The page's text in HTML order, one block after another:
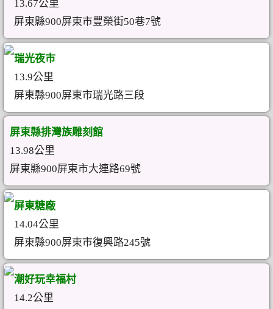
13.67公里
屏東縣900屏東市豐榮街50巷7號
瑞光夜市
13.9公里
屏東縣900屏東市瑞光路三段
屏東縣排灣族雕刻館
13.98公里
屏東縣900屏東市大連路69號
屏東糖廠
14.04公里
屏東縣900屏東市復興路245號
潮好玩幸福村
14.2公里